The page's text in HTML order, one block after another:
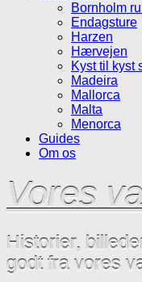
Bornholm
Endagsture
Harzen
Hærvejen
Kyst til kyst
Madeira
Mallorca
Malta
Menorca
Guides
Om os
Vores
Historier,
godt fra vores